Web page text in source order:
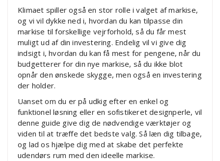
Klimaet spiller også en stor rolle i valget af markise,
og vi vil dykke ned i, hvordan du kan tilpasse din
markise til forskellige vejrforhold, så du får mest
muligt ud af din investering. Endelig vil vi give dig
indsigt i, hvordan du kan få mest for pengene, når du
budgetterer for din nye markise, så du ikke blot
opnår den ønskede skygge, men også en investering
der holder.
Uanset om du er på udkig efter en enkel og
funktionel løsning eller en sofistikeret designperle, vil
denne guide give dig de nødvendige værktøjer og
viden til at træffe det bedste valg. Så læn dig tilbage,
og lad os hjælpe dig med at skabe det perfekte
udendørs rum med den ideelle markise.